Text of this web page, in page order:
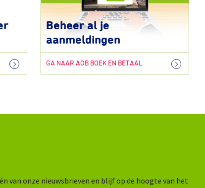
Beheer al je
aanmeldingen
GA NAAR AOB BOEK EN BETAAL
van onze nieuwsbrieven en blijf op de hoogte van het